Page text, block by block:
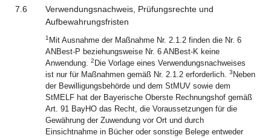
7.6
Verwendungsnachweis, Prüfungsrechte und
Aufbewahrungsfristen
1 Mit Ausnahme der Maßnahme Nr. 2.1.2 finden die Nr. 6
ANBest-P beziehungsweise Nr. 6 ANBest-K keine
Anwendung. 2 Die Vorlage eines Verwendungsnachweises
ist nur für Maßnahmen gemäß Nr. 2.1.2 erforderlich. 3 Neben
der Bewilligungsbehörde und dem StMUV sowie dem
StMELF hat der Bayerische Oberste Rechnungshof gemäß
Art. 91 BayHO das Recht, die Voraussetzungen für die
Gewährung der Zuwendung vor Ort und durch
Einsichtnahme in Bücher oder sonstige Belege entweder